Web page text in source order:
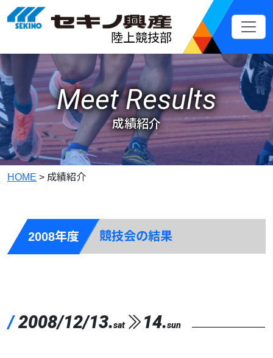
メインコンテンツへスキップ
陸上競技部
Meet Results
成績紹介
HOME > 成績紹介
2008年度 競技会の結果
/2008/12/13.sat 14.sun